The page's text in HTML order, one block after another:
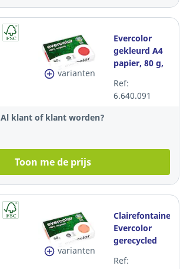
varianten
Evercolor
gekleurd A4
papier, 80 g,
per 500 vel
Ref:
6.640.091
Al klant of klant worden?
Toon me de prijs
varianten
Clairefontaine
Evercolor
gerecycled
A4 papier, 80
Ref: